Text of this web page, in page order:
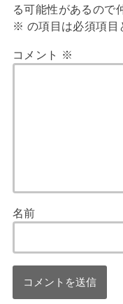
る可能性があるので
※ の項目は必須項目
コメント ※
名前